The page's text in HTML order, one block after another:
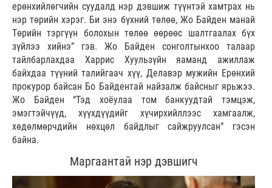
ерөнхийлөгчийн суудалд нэр дэвшиж түүнтэй хамтрах нь
нэр төрийн хэрэг. Би энэ бүхний төлөө, Жо Байден манай
Төрийн тэргүүн болохын төлөө өөрөөс шалтгаалах бүх
зүйлээ хийнэ” гэв. Жо Байден сонголтынхоо талаар
тайлбарлахдаа Харрис Хуульзүйн яаманд ажиллаж
байхдаа түүний талийгаач хүү, Делавэр мужийн Ерөнхий
прокурор байсан Бо Байдентай найзалж байсныг ярьжээ.
Жо Байден “Тэд хоёулаа том банкуудтай тэмцэж,
эмэгтэйчүүд, хүүхдүүдийг хүчирхийллээс хамгаалж,
хөдөлмөрчдийн нөхцөл байдлыг сайжруулсан” гэсэн
байна.
Маргаантай нэр дэвшигч